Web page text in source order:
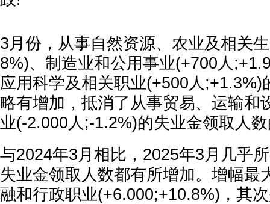
3月份，从事自然资源、农业及相关
8%)、制造业和公用事业(+700人
应用科学及相关职业(+500人;+1.3%)
略有增加，抵消了从事贸易、运输和
业(-2.000人;-1.2%)的失业金领取人
与2024年3月相比，2025年3月几乎
失业金领取人数都有所增加。增幅最
融和行政职业(+6.000;+10.8%)，其